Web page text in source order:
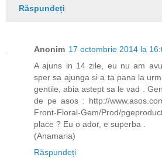
Răspundeți
Anonim 17 octombrie 2014 la
A ajuns in 14 zile, eu nu am
sper sa ajunga si a ta pana la
gentile, abia astept sa le vad .
de pe asos : http://
Front-Floral-Gem/Prod/
place ? Eu o ador, e superba .
(Anamaria)
Răspundeți